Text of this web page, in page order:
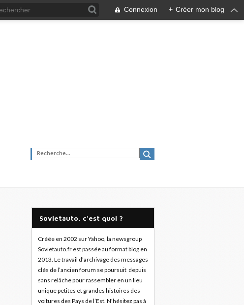
Connexion + Créer mon blog
Sovietauto, c'est quoi ?
Créée en 2002 sur Yahoo, la newsgroup
Sovietauto.fr est passée au format blog en
2013. Le travail d’archivage des messages
clés de l’ancien forum se poursuit depuis
sans relâche pour rassembler en un lieu
unique petites et grandes histoires des
voitures des Pays de l’Est. N'hésitez pas à